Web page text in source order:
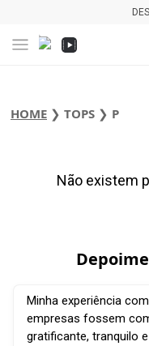
HOME ❯ TOPS ❯ P
Não existem
Minha experiência
empresas fossem
gratificante, tranquilo